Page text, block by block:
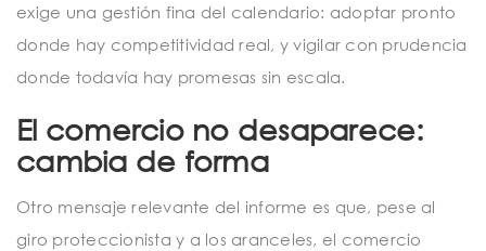
exige una gestión fina del calendario: adoptar pronto
donde hay competitividad real, y vigilar con prudencia
donde todavía hay promesas sin escala.
El comercio no desaparece:
cambia de forma
Otro mensaje relevante del informe es que, pese al
giro proteccionista y a los aranceles, el comercio